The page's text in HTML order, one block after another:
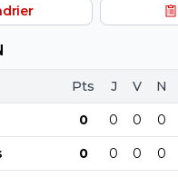
Pts J V N
0 0 0 0
0 0 0 0